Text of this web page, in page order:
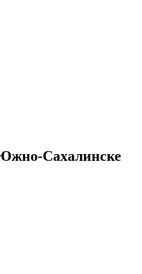
Сахалинске